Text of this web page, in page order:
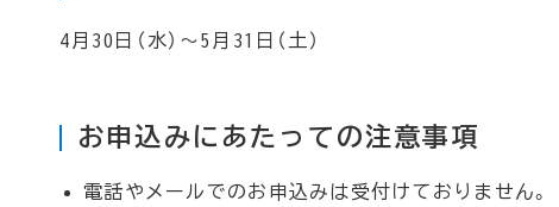
4月30日（水）～5月31日（土）
お申込みにあたっての注意事項
電話やメールでのお申込みは受付けておりません。